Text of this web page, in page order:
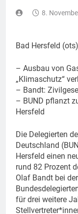
8.
Bad Hersfeld
– Ausbau von
„Klimaschutz“
– Bandt:
– BUND pflanzt
Hersfeld
Die Delegierten
Deutschland
Hersfeld einen
rund 82 Prozent
Olaf Bandt bei
für drei weitere